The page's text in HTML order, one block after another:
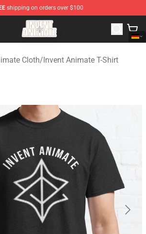
shipping on orders over $100
Shop - Official Invent Animate
Cloth/Invent Animate T-Shirt